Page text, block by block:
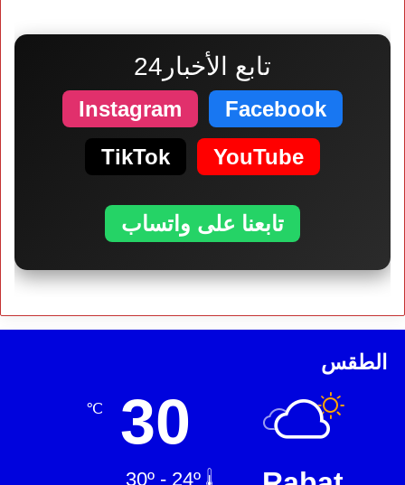
تابع الأخبار24
Facebook
Instagram
YouTube
TikTok
تابعنا على واتساب
الطقس
30
℃